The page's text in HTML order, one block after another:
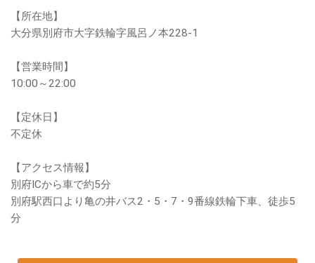
【所在地】
大分県別府市大字鉄輪字風呂ノ本228-1
【営業時間】
10:00～22:00
【定休日】
不定休
【アクセス情報】
別府ICから車で約5分
別府駅西口より亀の井バス2・5・7・9番線鉄輪下車、徒歩5
分